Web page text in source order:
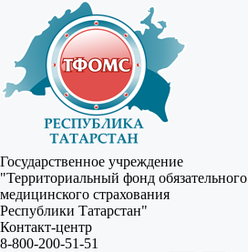
Государственное учреждение
"Территориальный фонд обязательного
медицинского страхования
Республики Татарстан"
Контакт-центр
8-800-200-51-51